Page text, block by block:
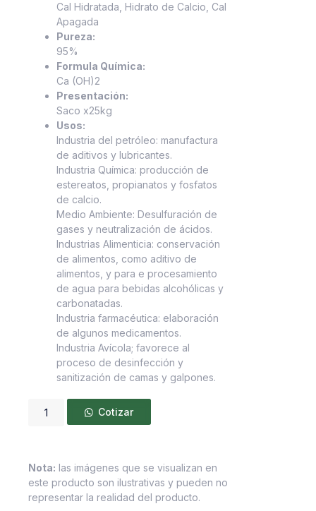
Cal Hidratada, Hidrato de Calcio, Cal
Apagada
Pureza:
95%
Formula Química:
Ca (OH)2
Presentación:
Saco x25kg
Usos:
Industria del petróleo: manufactura
de aditivos y lubricantes.
Industria Química: producción de
estereatos, propianatos y fosfatos
de calcio.
Medio Ambiente: Desulfuración de
gases y neutralización de ácidos.
Industrias Alimenticia: conservación
de alimentos, como aditivo de
alimentos, y para e procesamiento
de agua para bebidas alcohólicas y
carbonatadas.
Industria farmacéutica: elaboración
de algunos medicamentos.
Industria Avícola; favorece al
proceso de desinfección y
sanitización de camas y galpones.
Cotizar
Nota: las imágenes que se visualizan en
este producto son ilustrativas y pueden no
representar la realidad del producto.